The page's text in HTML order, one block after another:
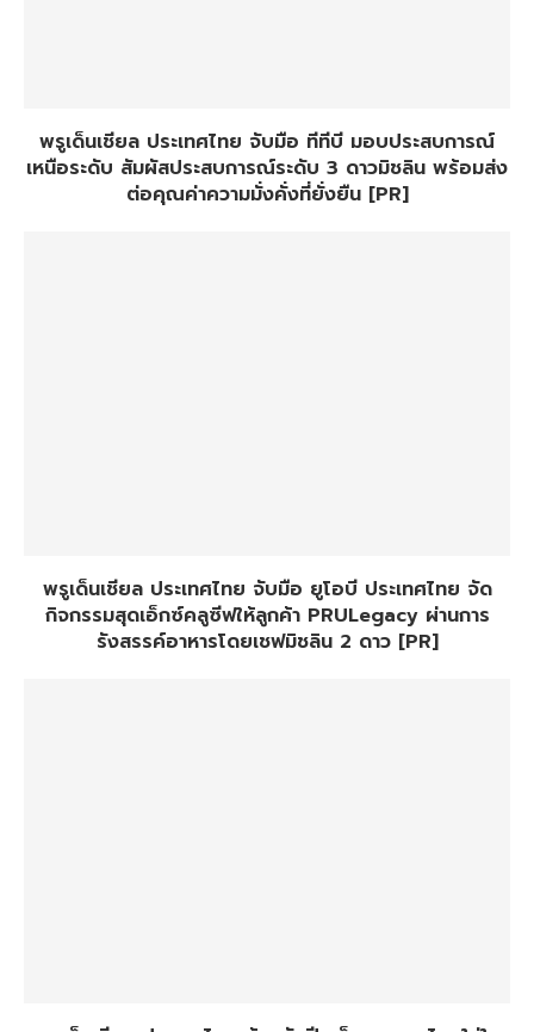
พรูเด็นเชียล ประเทศไทย จับมือ ทีทีบี มอบประสบการณ์
เหนือระดับ สัมผัสประสบการณ์ระดับ 3 ดาวมิชลิน พร้อมส่ง
ต่อคุณค่าความมั่งคั่งที่ยั่งยืน [PR]
พรูเด็นเชียล ประเทศไทย จับมือ ยูโอบี ประเทศไทย จัด
กิจกรรมสุดเอ็กซ์คลูซีฟให้ลูกค้า PRULegacy ผ่านการ
รังสรรค์อาหารโดยเชฟมิชลิน 2 ดาว [PR]